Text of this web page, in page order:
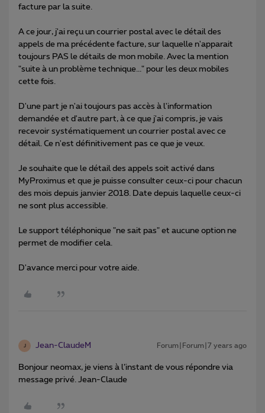
facture par la suite.
A ce jour, j'ai reçu un courrier postal avec le détail des
appels de ma précédente facture, sur laquelle n'apparait
toujours PAS le détails de mon mobile. Avec la mention
"suite à un problème technique..." pour les deux mobiles
cette fois.
D'une part je n'ai toujours pas accès à l'information
demandée et d'autre part, à ce que j'ai compris, je vais
recevoir systématiquement un courrier postal avec ce
détail. Ce n'est définitivement pas ce que je veux.
Je souhaite que le détail des appels soit activé dans
MyProximus et que je puisse consulter ceux-ci pour chacun
des mois depuis janvier 2018. Date depuis laquelle ceux-ci
ne sont plus accessible.
Le support téléphonique "ne sait pas" et aucune option ne
permet de modifier cela.
D'avance merci pour votre aide.
J Jean-ClaudeM Forum|Forum|7 years ago
Bonjour neomax, je viens à l’instant de vous répondre via
message privé. Jean-Claude